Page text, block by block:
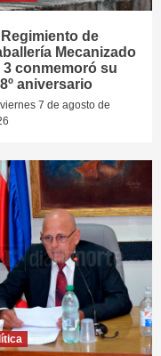
Regimiento de
Mecanizado
3 conmemoró su
aniversario
viernes 7 de agosto de